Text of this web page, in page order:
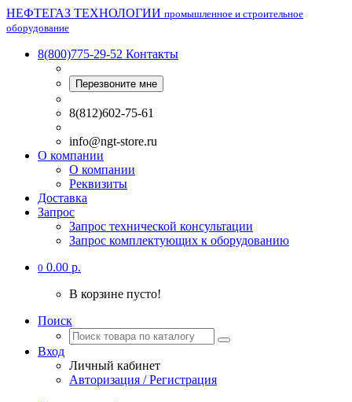
НЕФТЕГАЗ ТЕХНОЛОГИИ промышленное и строительное
оборудование
8(800)775-29-52 Контакты
Перезвоните мне
8(812)602-75-61
info@ngt-store.ru
О компании
О компании
Реквизиты
Доставка
Запрос
Запрос технической консультации
Запрос комплектующих к оборудованию
0 0.00 р.
В корзине пусто!
Поиск
Вход
Личный кабинет
Авторизация / Регистрация